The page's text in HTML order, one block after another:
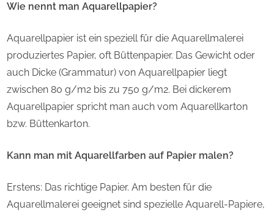
Wie nennt man Aquarellpapier?
Aquarellpapier ist ein speziell für die Aquarellmalerei
produziertes Papier, oft Büttenpapier. Das Gewicht oder
auch Dicke (Grammatur) von Aquarellpapier liegt
zwischen 80 g/m2 bis zu 750 g/m2. Bei dickerem
Aquarellpapier spricht man auch vom Aquarellkarton
bzw. Büttenkarton.
Kann man mit Aquarellfarben auf Papier malen?
Erstens: Das richtige Papier. Am besten für die
Aquarellmalerei geeignet sind spezielle Aquarell-Papiere,